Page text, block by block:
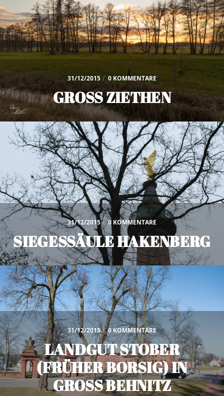
31/12/2015 / 0 KOMMENTARE
GROSS ZIETHEN
31/12/2015 / 0 KOMMENTARE
SIEGESSÄULE HAKENBERG
31/12/2015 / 0 KOMMENTARE
LANDGUT STOBER
(FRÜHER BORSIG) IN
GROSS BEHNITZ